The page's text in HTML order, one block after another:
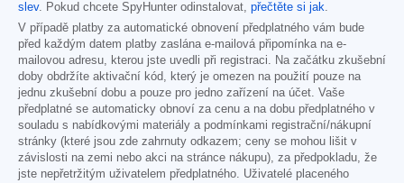
slev. Pokud chcete SpyHunter odinstalovat, přečtěte si jak.
V případě platby za automatické obnovení předplatného vám bude
před každým datem platby zaslána e-mailová připomínka na e-
mailovou adresu, kterou jste uvedli při registraci. Na začátku zkušební
doby obdržíte aktivační kód, který je omezen na použití pouze na
jednu zkušební dobu a pouze pro jedno zařízení na účet. Vaše
předplatné se automaticky obnoví za cenu a na dobu předplatného v
souladu s nabídkovými materiály a podmínkami registrační/nákupní
stránky (které jsou zde zahrnuty odkazem; ceny se mohou lišit v
závislosti na zemi nebo akci na stránce nákupu), za předpokladu, že
jste nepřetržitým uživatelem předplatného. Uživatelé placeného